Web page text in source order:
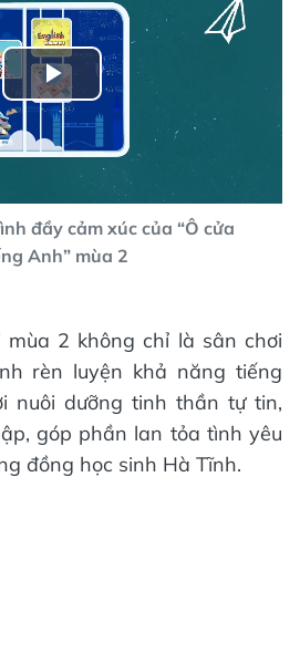
Play
Video
đầy cảm xúc của “Ô cửa
Anh” mùa 2
mùa 2 không chỉ là sân chơi
rèn luyện khả năng tiếng
nuôi dưỡng tinh thần tự tin,
góp phần lan tỏa tình yêu
đồng học sinh Hà Tĩnh.